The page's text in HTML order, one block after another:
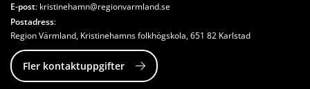
E-post: kristinehamn@regionvarmland.se
Postadress:
Region Värmland, Kristinehamns folkhögskola, 651 82 Karlstad
Fler kontaktuppgifter